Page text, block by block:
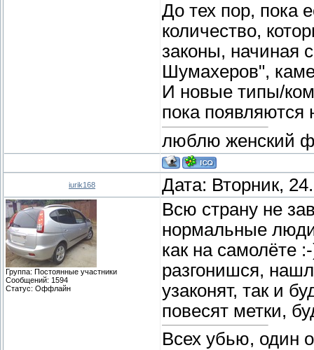
До тех пор, пока
количество,
законы, начиная
Шумахеров",
И новые типы/
пока появляются
люблю женский
iurik168 Дата: Вторник,
Группа: Постоянные участники
Сообщений: 1594
Статус: Оффлайн
Всю страну не
нормальные
как на самолёте
разгонишся,
узаконят, так и
повесят метки,
Всех убью, один